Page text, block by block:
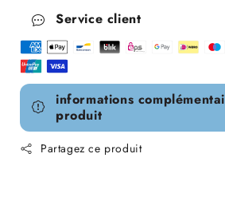
Service client
informations
produit
Partagez ce produit